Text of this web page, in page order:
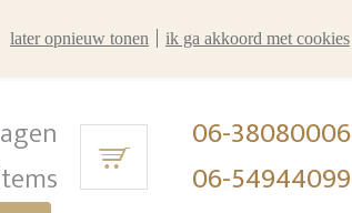
06-38080006
06-54944099
later opnieuw tonen
ik ga akkoord met cookies